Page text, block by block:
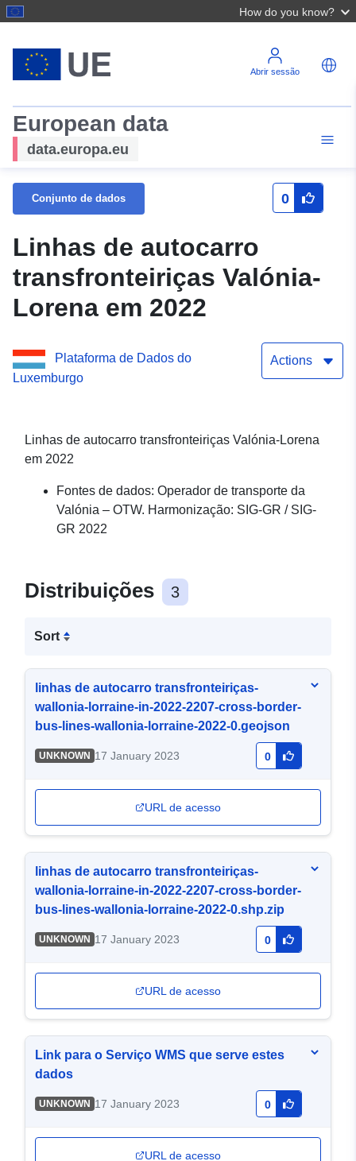
How do you know?
Abrir sessão
European data
data.europa.eu
Conjunto de dados 0
Linhas de autocarro
transfronteiriças Valónia-
Lorena em 2022
Plataforma de Dados do
Luxemburgo
Actions
Linhas de autocarro transfronteiriças Valónia-Lorena
em 2022
Fontes de dados: Operador de transporte da
Valónia – OTW. Harmonização: SIG-GR / SIG-
GR 2022
Distribuições 3
Sort
linhas de autocarro transfronteiriças-
wallonia-lorraine-in-2022-2207-cross-border-
bus-lines-wallonia-lorraine-2022-0.geojson
UNKNOWN 17 January 2023 0
URL de acesso
linhas de autocarro transfronteiriças-
wallonia-lorraine-in-2022-2207-cross-border-
bus-lines-wallonia-lorraine-2022-0.shp.zip
UNKNOWN 17 January 2023 0
URL de acesso
Link para o Serviço WMS que serve estes
dados
UNKNOWN 17 January 2023 0
URL de acesso